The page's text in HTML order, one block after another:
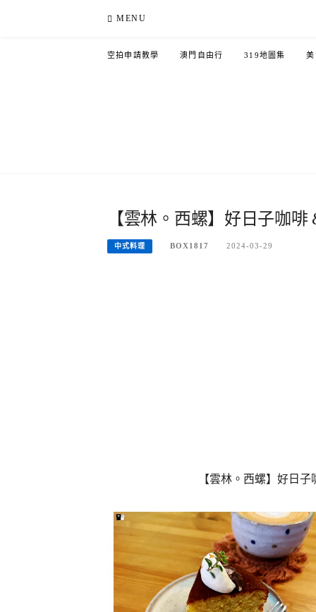
MENU
空拍申請教學 澳門自由行 319地圖集
【雲林。西螺】好日子咖啡
中式料理 BOX1817 2024-03-29
【雲林。西螺】好日子